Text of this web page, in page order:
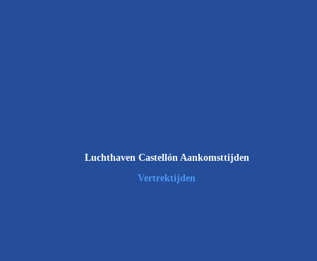
Luchthaven Castellón Aankomsttijden
Vertrektijden